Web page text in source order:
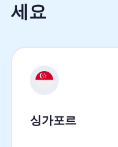
세요
싱가포르